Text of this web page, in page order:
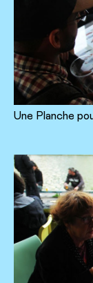
Une Planche